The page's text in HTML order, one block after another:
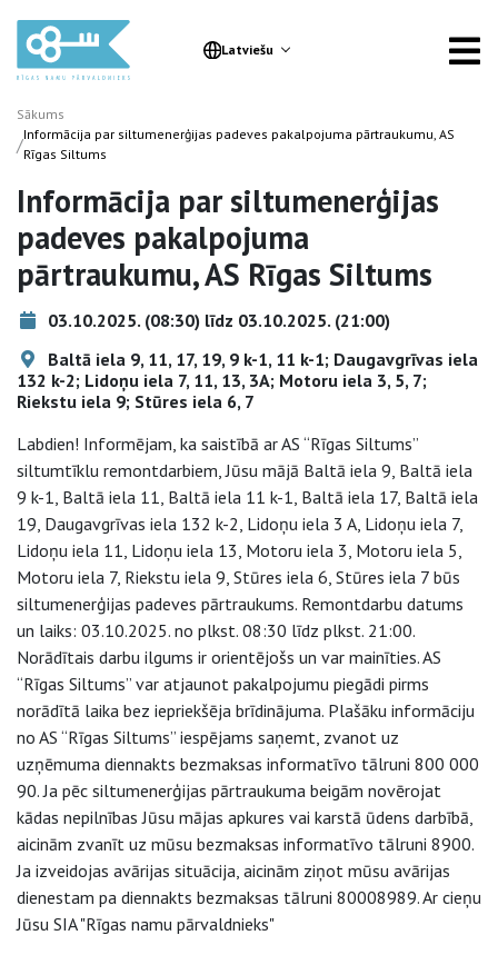
Latviešu
Sākums
/Informācija par siltumenerģijas padeves pakalpojuma pārtraukumu, AS
Rīgas Siltums
Informācija par siltumenerģijas
padeves pakalpojuma
pārtraukumu, AS Rīgas Siltums
03.10.2025. (08:30) līdz 03.10.2025. (21:00)
Baltā iela 9, 11, 17, 19, 9 k-1, 11 k-1; Daugavgrīvas iela
132 k-2; Lidoņu iela 7, 11, 13, 3A; Motoru iela 3, 5, 7;
Riekstu iela 9; Stūres iela 6, 7
Labdien! Informējam, ka saistībā ar AS “Rīgas Siltums”
siltumtīklu remontdarbiem, Jūsu mājā Baltā iela 9, Baltā iela
9 k-1, Baltā iela 11, Baltā iela 11 k-1, Baltā iela 17, Baltā iela
19, Daugavgrīvas iela 132 k-2, Lidoņu iela 3 A, Lidoņu iela 7,
Lidoņu iela 11, Lidoņu iela 13, Motoru iela 3, Motoru iela 5,
Motoru iela 7, Riekstu iela 9, Stūres iela 6, Stūres iela 7 būs
siltumenerģijas padeves pārtraukums. Remontdarbu datums
un laiks: 03.10.2025. no plkst. 08:30 līdz plkst. 21:00.
Norādītais darbu ilgums ir orientējošs un var mainīties. AS
“Rīgas Siltums” var atjaunot pakalpojumu piegādi pirms
norādītā laika bez iepriekšēja brīdinājuma. Plašāku informāciju
no AS “Rīgas Siltums” iespējams saņemt, zvanot uz
uzņēmuma diennakts bezmaksas informatīvo tālruni 800 000
90. Ja pēc siltumenerģijas pārtraukuma beigām novērojat
kādas nepilnības Jūsu mājas apkures vai karstā ūdens darbībā,
aicinām zvanīt uz mūsu bezmaksas informatīvo tālruni 8900.
Ja izveidojas avārijas situācija, aicinām ziņot mūsu avārijas
dienestam pa diennakts bezmaksas tālruni 80008989. Ar cieņu
Jūsu SIA "Rīgas namu pārvaldnieks"